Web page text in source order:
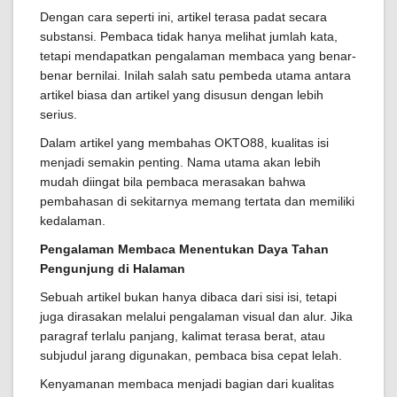
Dengan cara seperti ini, artikel terasa padat secara
substansi. Pembaca tidak hanya melihat jumlah kata,
tetapi mendapatkan pengalaman membaca yang benar-
benar bernilai. Inilah salah satu pembeda utama antara
artikel biasa dan artikel yang disusun dengan lebih
serius.
Dalam artikel yang membahas OKTO88, kualitas isi
menjadi semakin penting. Nama utama akan lebih
mudah diingat bila pembaca merasakan bahwa
pembahasan di sekitarnya memang tertata dan memiliki
kedalaman.
Pengalaman Membaca Menentukan Daya Tahan
Pengunjung di Halaman
Sebuah artikel bukan hanya dibaca dari sisi isi, tetapi
juga dirasakan melalui pengalaman visual dan alur. Jika
paragraf terlalu panjang, kalimat terasa berat, atau
subjudul jarang digunakan, pembaca bisa cepat lelah.
Kenyamanan membaca menjadi bagian dari kualitas